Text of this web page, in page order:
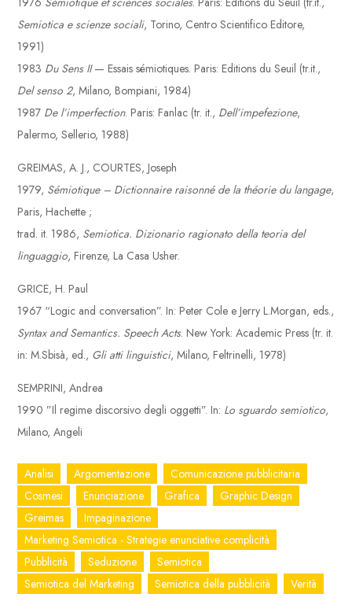
Semiotica e scienze sociali, Torino, Centro Scientifico Editore,
1991)
1983 Du Sens II— Essais sémiotiques. Paris: Editions du Seuil (tr.it.,
Del senso 2, Milano, Bompiani, 1984)
1987 De l’imperfection. Paris: Fanlac (tr. it., Dell’impefezione,
Palermo, Sellerio, 1988)
GREIMAS, A. J., COURTES, Joseph
1979, Sémiotique – Dictionnaire raisonné de la théorie du langage,
Paris, Hachette ;
trad. it. 1986, Semiotica. Dizionario ragionato della teoria del
linguaggio, Firenze, La Casa Usher.
GRICE, H. Paul
1967 “Logic and conversation”. In: Peter Cole e Jerry L.Morgan, eds.,
Syntax and Semantics. Speech Acts. New York: Academic Press (tr. it.
in: M.Sbisà, ed., Gli atti linguistici, Milano, Feltrinelli, 1978)
SEMPRINI, Andrea
1990 ”Il regime discorsivo degli oggetti”. In: Lo sguardo semiotico,
Milano, Angeli
Analisi Argomentazione
Comunicazione pubblicitaria
Cosmesi
Enunciazione Grafica
Graphic Design
Greimas
Impaginazione
Marketing Semiotica - Strategie enunciative complicità
Pubblicità
Seduzione
Semiotica
Semiotica del Marketing
Semiotica della pubblicità Verità